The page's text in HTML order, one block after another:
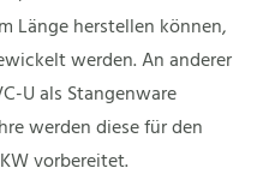
Länge herstellen können,
werden. An anderer
U als Stangenware
werden diese für den
vorbereitet.